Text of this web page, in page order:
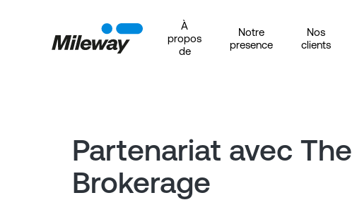
À
propos
de
Notre
presence
Nos
clients
Partenariat avec The
Brokerage